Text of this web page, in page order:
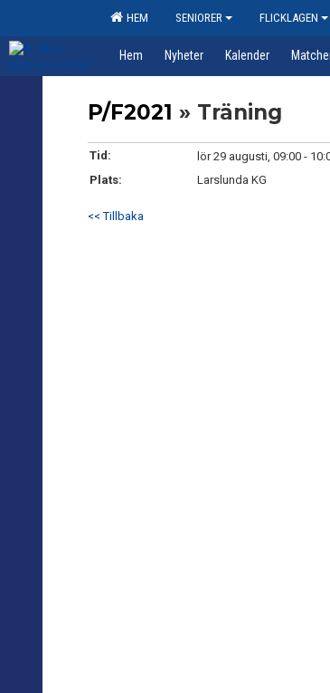
HEM SENIORER FLICKLAGEN
Hem Nyheter Kalender
P/F2021 » Träning
Tid:
lör 29 augusti, 09:00 -
Plats:
Larslunda KG
<< Tillbaka